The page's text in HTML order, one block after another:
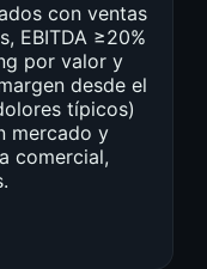
con ventas
EBITDA ≥20%
por valor y
desde el
típicos)
mercado y
comercial,